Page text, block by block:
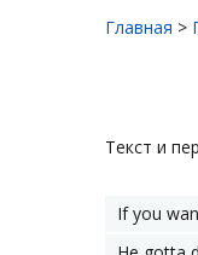
Главная >
Текст и
If you